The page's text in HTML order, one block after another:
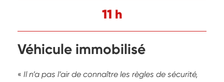
11 h
Véhicule immobilisé
« Il n’a pas l’air de connaître les règles de sécurité,